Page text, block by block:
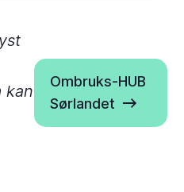
kan
Ombruks-HUB
Sørlandet